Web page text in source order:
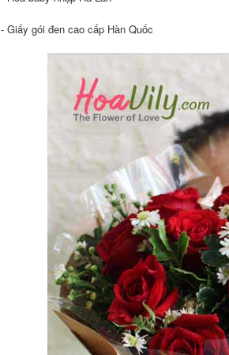
- Giấy gói đen cao cấp Hàn Quốc